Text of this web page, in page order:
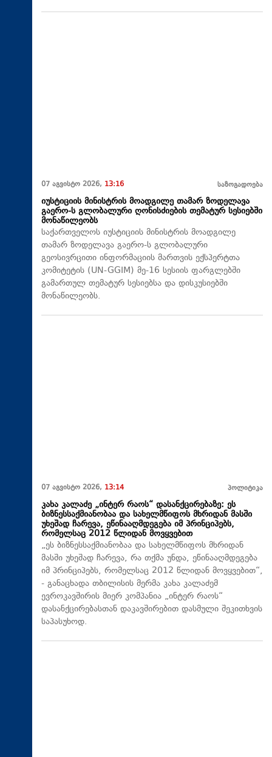
07 აგვისტო 2026, 13:16 საზოგადოება
იუსტიციის მინისტრის მოადგილე თამარ ზოდელავა
გაერო-ს გლობალური ღონისძიების თემატურ სესიებში
მონაწილეობს
საქართველოს იუსტიციის მინისტრის მოადგილე
თამარ ზოდელავა გაერო-ს გლობალური
გეოსივრცითი ინფორმაციის მართვის ექსპერტთა
კომიტეტის (UN-GGIM) მე-16 სესიის ფარგლებში
გამართულ თემატურ სესიებსა და დისკუსიებში
მონაწილეობს.
07 აგვისტო 2026, 13:14 პოლიტიკა
კახა კალაძე „ინტერ რაოს“ დასანქცირებაზე: ეს
ბიზნესსაქმიანობაა და სახელმწიფოს მხრიდან მასში
უხეშად ჩარევა, ეწინააღმდეგება იმ პრინციპებს,
რომელსაც 2012 წლიდან მოვყვებით
„ეს ბიზნესსაქმიანობაა და სახელმწიფოს მხრიდან
მასში უხეშად ჩარევა, რა თქმა უნდა, ეწინააღმდეგება
იმ პრინციპებს, რომელსაც 2012 წლიდან მოვყვებით“,
- განაცხადა თბილისის მერმა კახა კალაძემ
ევროკავშირის მიერ კომპანია „ინტერ რაოს“
დასანქცირებასთან დაკავშირებით დასმული შეკითხვის
საპასუხოდ.